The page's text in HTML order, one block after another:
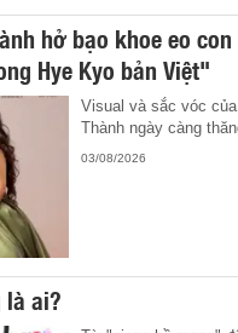
hở bạo khoe eo
Hye Kyo bản Việt"
Visual và sắc vóc
Thành ngày càng
03/08/2026
là ai?